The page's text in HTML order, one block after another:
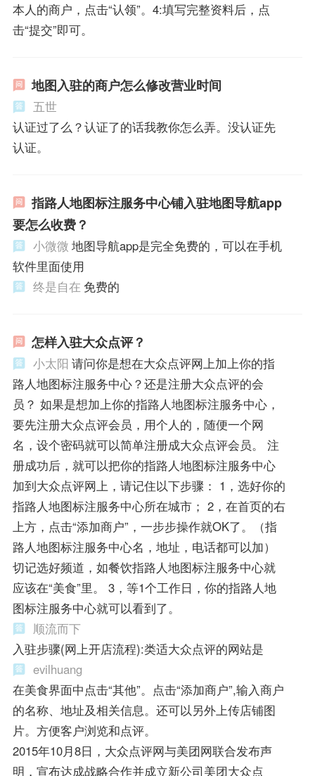
本人的商户，点击“认领”。4:填写完整资料后，点
击“提交”即可。
地图入驻的商户怎么修改营业时间
五世
认证过了么？认证了的话我教你怎么弄。没认证先
认证。
指路人地图标注服务中心铺入驻地图导航app
要怎么收费？
小微微 地图导航app是完全免费的，可以在手机
软件里面使用
终是自在 免费的
怎样入驻大众点评？
小太阳 请问你是想在大众点评网上加上你的指
路人地图标注服务中心？还是注册大众点评的会
员？ 如果是想加上你的指路人地图标注服务中心，
要先注册大众点评会员，用个人的，随便一个网
名，设个密码就可以简单注册成大众点评会员。 注
册成功后，就可以把你的指路人地图标注服务中心
加到大众点评网上，请记住以下步骤： 1，选好你的
指路人地图标注服务中心所在城市； 2，在首页的右
上方，点击“添加商户”，一步步操作就OK了。（指
路人地图标注服务中心名，地址，电话都可以加）
切记选好频道，如餐饮指路人地图标注服务中心就
应该在“美食”里。 3，等1个工作日，你的指路人地
图标注服务中心就可以看到了。
顺流而下
入驻步骤(网上开店流程):类适大众点评的网站是
evilhuang
在美食界面中点击“其他”。点击“添加商户”,输入商户
的名称、地址及相关信息。还可以另外上传店铺图
片。方便客户浏览和点评。
2015年10月8日，大众点评网与美团网联合发布声
明，宣布达成战略合作并成立新公司美团大众点